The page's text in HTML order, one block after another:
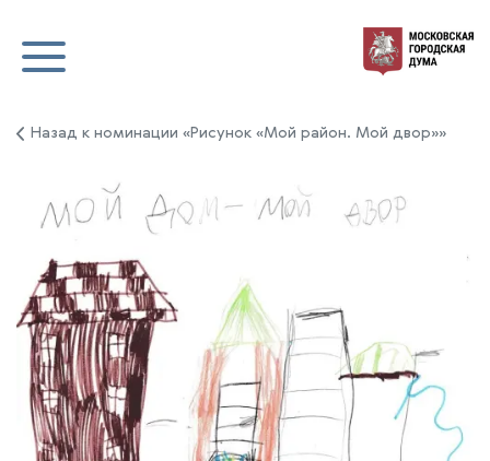
Назад к номинации «Рисунок «Мой район. Мой двор»»